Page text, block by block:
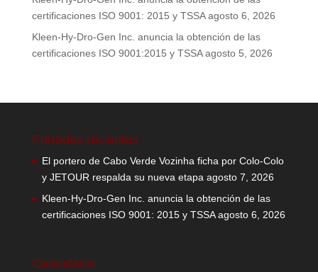
certificaciones ISO 9001: 2015 y TSSA agosto 6, 2026
Kleen-Hy-Dro-Gen Inc. anuncia la obtención de las
certificaciones ISO 9001:2015 y TSSA agosto 5, 2026
Entradas recientes
El portero de Cabo Verde Vozinha ficha por Colo-Colo
y JETOUR respalda su nueva etapa agosto 7, 2026
Kleen-Hy-Dro-Gen Inc. anuncia la obtención de las
certificaciones ISO 9001: 2015 y TSSA agosto 6, 2026
Calendario